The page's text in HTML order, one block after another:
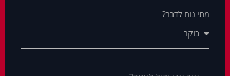
מתי נוח לדבר?